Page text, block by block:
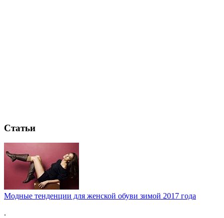
Статьи
Модные тенденции для женской обуви зимой 2017 года
.